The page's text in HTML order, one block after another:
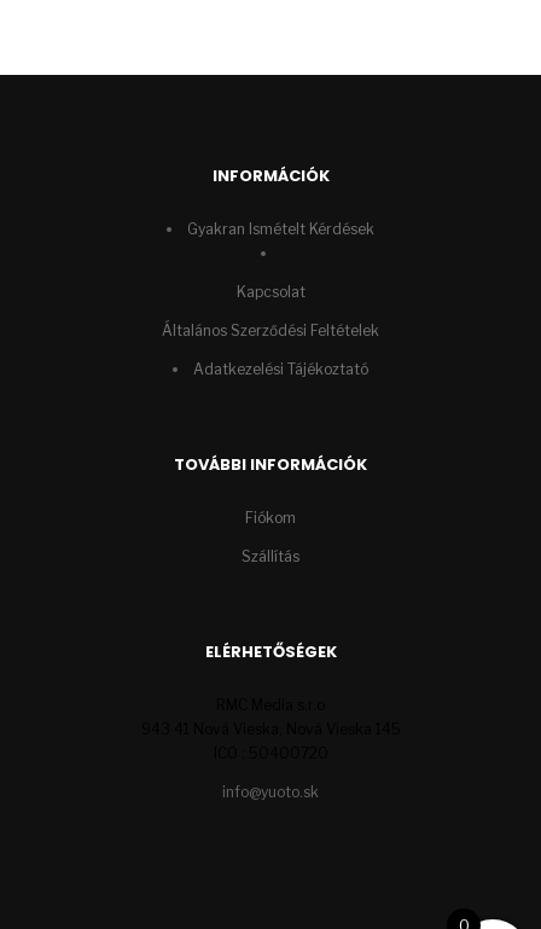
INFORMÁCIÓK
Gyakran Ismételt Kérdések
Kapcsolat
Általános Szerződési Feltételek
Adatkezelési Tájékoztató
TOVÁBBI INFORMÁCIÓK
Fiókom
Szállítás
ELÉRHETŐSÉGEK
info@yuoto.sk